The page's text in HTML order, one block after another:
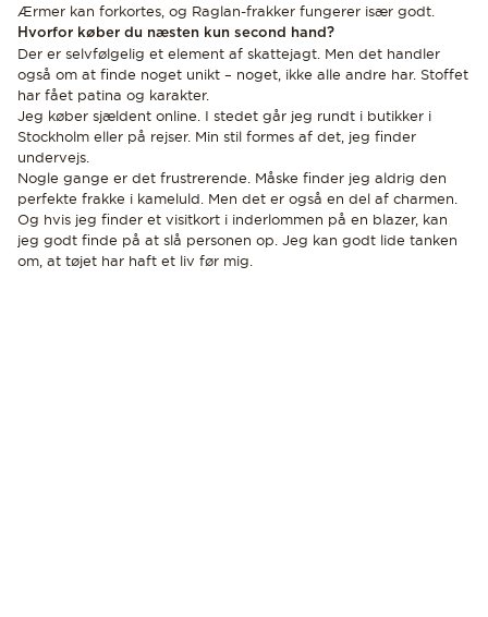
Ærmer kan forkortes, og Raglan-frakker fungerer især godt.
Hvorfor køber du næsten kun second hand?
Der er selvfølgelig et element af skattejagt. Men det handler
også om at finde noget unikt – noget, ikke alle andre har. Stoffet
har fået patina og karakter.
Jeg køber sjældent online. I stedet går jeg rundt i butikker i
Stockholm eller på rejser. Min stil formes af det, jeg finder
undervejs.
Nogle gange er det frustrerende. Måske finder jeg aldrig den
perfekte frakke i kameluld. Men det er også en del af charmen.
Og hvis jeg finder et visitkort i inderlommen på en blazer, kan
jeg godt finde på at slå personen op. Jeg kan godt lide tanken
om, at tøjet har haft et liv før mig.